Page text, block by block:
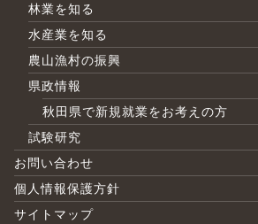
林業を知る
水産業を知る
農山漁村の振興
県政情報
秋田県で新規就業をお考えの方
試験研究
お問い合わせ
個人情報保護方針
サイトマップ